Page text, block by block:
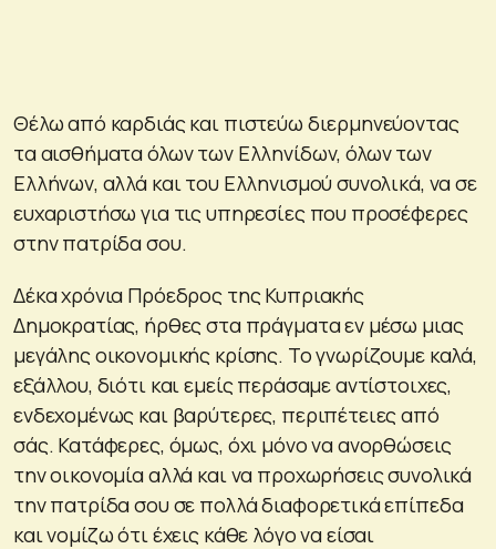
Θέλω από καρδιάς και πιστεύω διερμηνεύοντας
τα αισθήματα όλων των Ελληνίδων, όλων των
Ελλήνων, αλλά και του Ελληνισμού συνολικά, να σε
ευχαριστήσω για τις υπηρεσίες που προσέφερες
στην πατρίδα σου.
Δέκα χρόνια Πρόεδρος της Κυπριακής
Δημοκρατίας, ήρθες στα πράγματα εν μέσω μιας
μεγάλης οικονομικής κρίσης. Το γνωρίζουμε καλά,
εξάλλου, διότι και εμείς περάσαμε αντίστοιχες,
ενδεχομένως και βαρύτερες, περιπέτειες από
σάς. Κατάφερες, όμως, όχι μόνο να ανορθώσεις
την οικονομία αλλά και να προχωρήσεις συνολικά
την πατρίδα σου σε πολλά διαφορετικά επίπεδα
και νομίζω ότι έχεις κάθε λόγο να είσαι